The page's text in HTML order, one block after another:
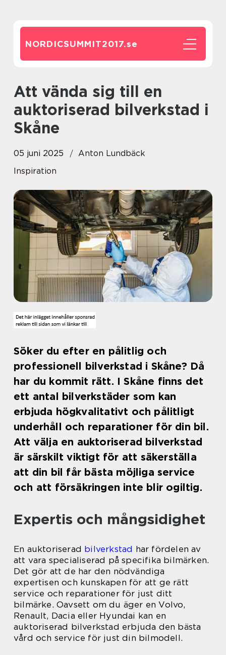
NORDICSUMMIT2017.se
Att vända sig till en
auktoriserad bilverkstad i
Skåne
05 juni 2025
Anton Lundbäck
Inspiration
Söker du efter en pålitlig och
professionell bilverkstad i Skåne? Då
har du kommit rätt. I Skåne finns det
ett antal bilverkstäder som kan
erbjuda högkvalitativt och pålitligt
underhåll och reparationer för din bil.
Att välja en auktoriserad bilverkstad
är särskilt viktigt för att säkerställa
att din bil får bästa möjliga service
och att försäkringen inte blir ogiltig.
Expertis och mångsidighet
En auktoriserad bilverkstad har fördelen av
att vara specialiserad på specifika bilmärken.
Det gör att de har den nödvändiga
expertisen och kunskapen för att ge rätt
service och reparationer för just ditt
bilmärke. Oavsett om du äger en Volvo,
Renault, Dacia eller Hyundai kan en
auktoriserad bilverkstad erbjuda den bästa
vård och service för just din bilmodell.